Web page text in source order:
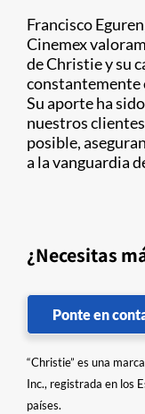
Francisco
Cinemex
de Christie y su
constantemente
Su aporte ha
nuestros
posible,
a la vanguardia
¿Necesitas
Ponte en
“Christie” es una
Inc., registrada en los
países.